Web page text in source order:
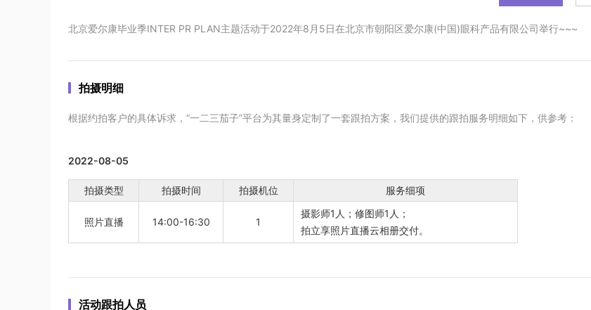
北京爱尔康毕业季INTER PR PLAN主题活动于2022年8月5日在北京市朝阳区爱尔康(中国)眼科产品有限公司举行~~~
拍摄明细
根据约拍客户的具体诉求，“一二三茄子”平台为其量身定制了一套跟拍方案，我们提供的跟拍服务明细如下，供参考：
2022-08-05
拍摄类型 拍摄时间 拍摄机位 服务细项
照片直播 14:00-16:30 1
摄影师1人；修图师1人；
拍立享照片直播云相册交付。
活动跟拍人员